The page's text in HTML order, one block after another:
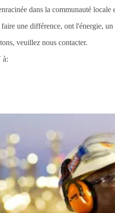
dans la communauté
une différence, ont l'énergie,
veuillez nous contacter.
à: